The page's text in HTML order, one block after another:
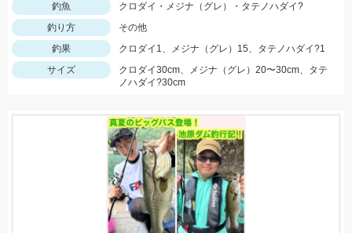
釣魚
クロダイ・メジナ（グレ）・タテノハダイ?
釣り方
その他
釣果
クロダイ1、メジナ（グレ）15、タテノハダイ?1
サイズ
クロダイ30cm、メジナ（グレ）20〜30cm、タテ
ノハダイ?30cm